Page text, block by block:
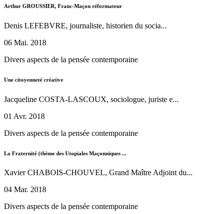
Arthur GROUSSIER, Franc-Maçon réformateur
Denis LEFEBVRE, journaliste, historien du socia...
06 Mai. 2018
Divers aspects de la pensée contemporaine
Une citoyenneté créative
Jacqueline COSTA-LASCOUX, sociologue, juriste e...
01 Avr. 2018
Divers aspects de la pensée contemporaine
La Fraternité (thème des Utopiales Maçonniques ...
Xavier CHABOIS-CHOUVEL, Grand Maître Adjoint du...
04 Mar. 2018
Divers aspects de la pensée contemporaine